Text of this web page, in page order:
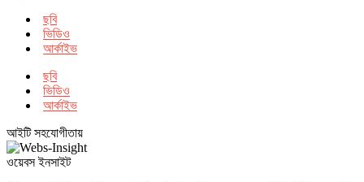
ছবি
ভিডিও
আর্কাইভ
ছবি
ভিডিও
আর্কাইভ
আইটি সহযোগীতায়
ওয়েবস ইনসাইট